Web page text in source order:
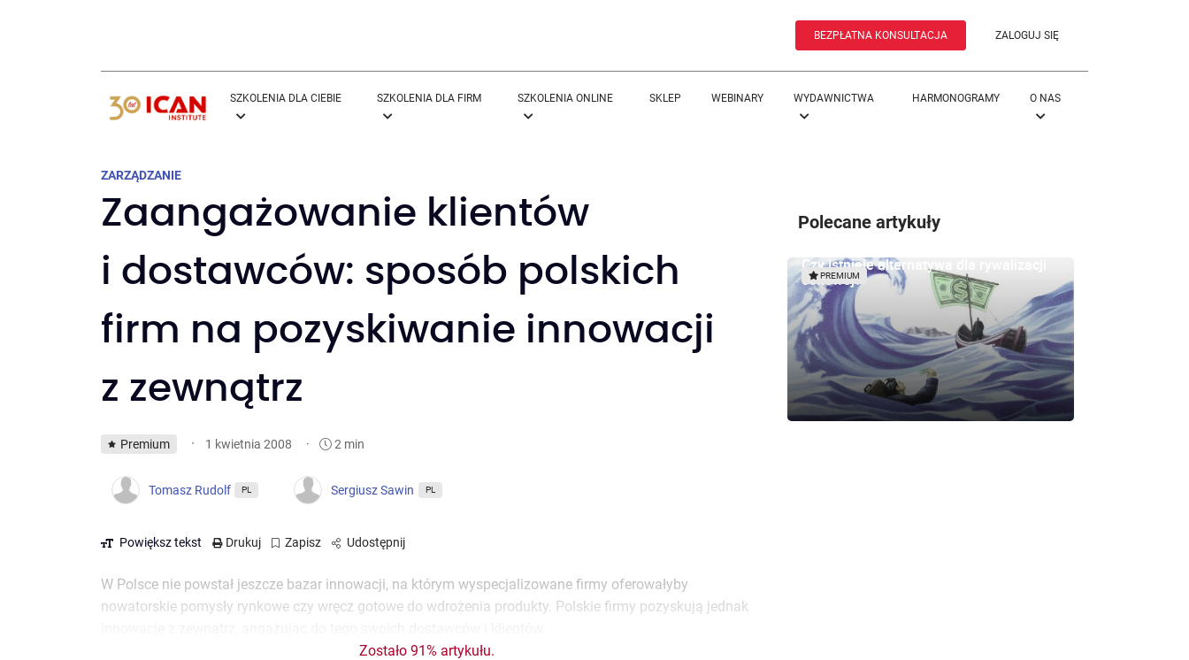
BEZPŁATNA KONSULTACJA ZALOGUJ SIĘ
SZKOLENIA DLA CIEBIE SZKOLENIA DLA FIRM SZKOLENIA ONLINE SKLEP WEBINARY WYDAWNICTWA HARMONOGRAMY O NAS
ZARZĄDZANIE
Zaangażowanie klientów
i dostawców: sposób polskich
firm na pozyskiwanie innowacji
z zewnątrz
Premium · 1 kwietnia 2008 · 2 min
Tomasz Rudolf PL Sergiusz Sawin PL
Powiększ tekst Drukuj Zapisz Udostępnij
W Polsce nie powstał jeszcze bazar innowacji, na którym wyspecjalizowane firmy oferowałyby
nowatorskie pomysły rynkowe czy wręcz gotowe do wdrożenia produkty. Polskie firmy pozyskują jednak
Zostało 91% artykułu.
Polecane artykuły
Czy istnieje alternatywa dla rywalizacji
cenowej?
PREMIUM